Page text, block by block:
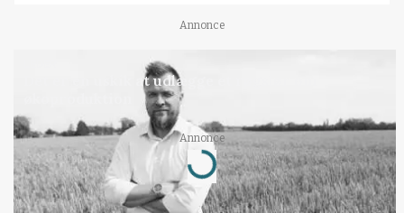
Annonce
Det er en uskik at udlægge et røgslør om
Annonce
Loading...